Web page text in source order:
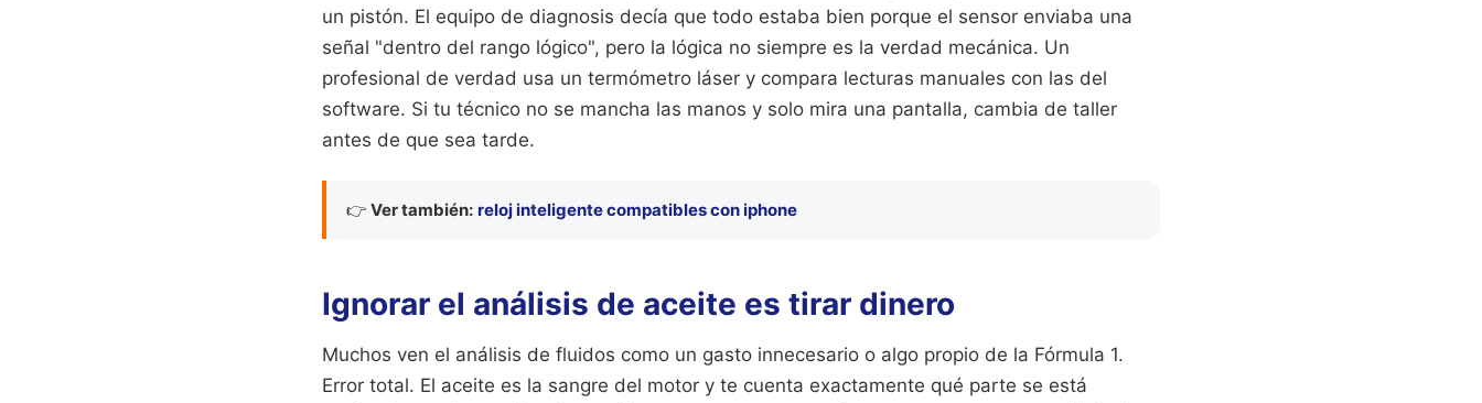
un pistón. El equipo de diagnosis decía que todo estaba bien porque el sensor enviaba una
señal "dentro del rango lógico", pero la lógica no siempre es la verdad mecánica. Un
profesional de verdad usa un termómetro láser y compara lecturas manuales con las del
software. Si tu técnico no se mancha las manos y solo mira una pantalla, cambia de taller
antes de que sea tarde.
👉 Ver también: reloj inteligente compatibles con iphone
Ignorar el análisis de aceite es tirar dinero
Muchos ven el análisis de fluidos como un gasto innecesario o algo propio de la Fórmula 1.
Error total. El aceite es la sangre del motor y te cuenta exactamente qué parte se está